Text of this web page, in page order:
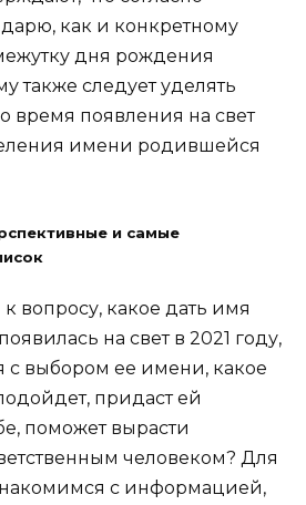
как и конкретному
дня рождения
также следует уделять
время появления на свет
имени родившейся
и самые
вопросу, какое дать имя
на свет в 2021 году,
с выбором ее имени, какое
придаст ей
поможет вырасти
человеком? Для
с информацией,